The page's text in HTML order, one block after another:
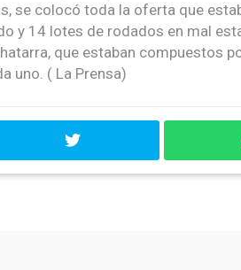
se colocó toda la oferta que
y 14 lotes de rodados en mal
que estaban compuestos
uno. ( La Prensa)